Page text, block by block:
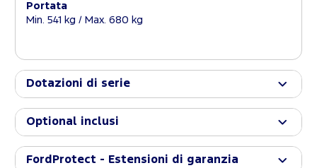
Portata
Min. 541 kg / Max. 680 kg
Dotazioni di serie
Optional inclusi
FordProtect - Estensioni di garanzia